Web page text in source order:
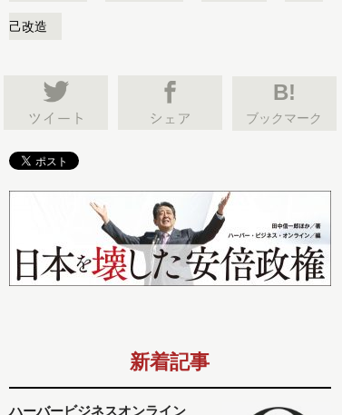
己改造
B!
ブックマーク
新着記事
ハーバービジネスオンライン